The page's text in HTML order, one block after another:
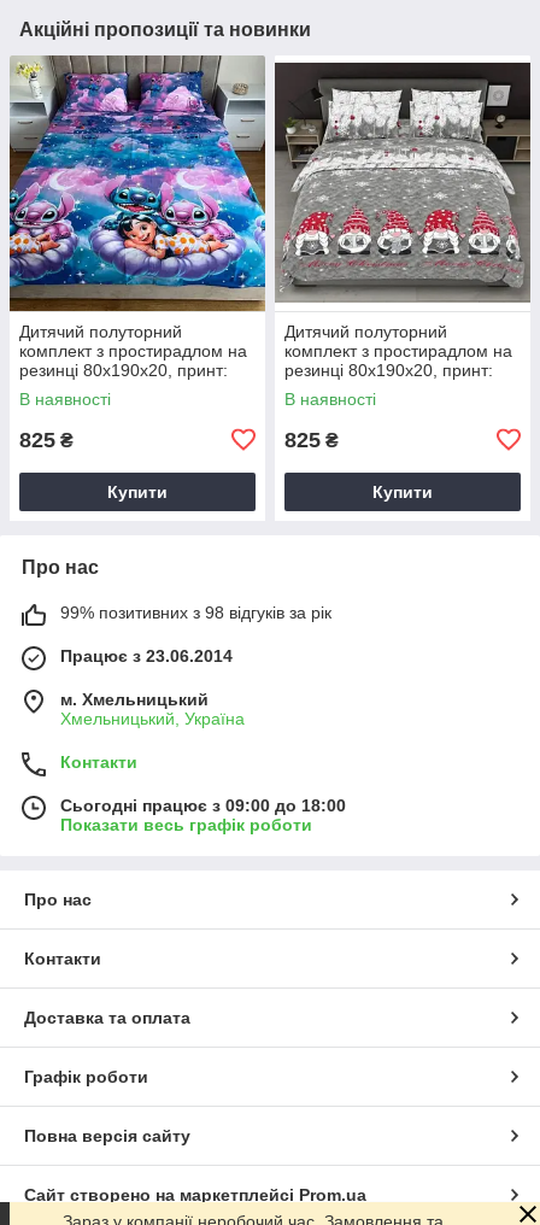
Акційні пропозиції та новинки
Дитячий полуторний
комплект з простирадлом на
резинці 80х190х20, принт:
Ліло і Стіч
В наявності
825 ₴
Купити
Дитячий полуторний
комплект з простирадлом на
резинці 80х190х20, принт:
Різдвяні гноми
В наявності
825 ₴
Купити
Про нас
99% позитивних з 98 відгуків за рік
Працює з 23.06.2014
м. Хмельницький
Хмельницький, Україна
Контакти
Сьогодні працює з 09:00 до 18:00
Показати весь графік роботи
Про нас
Контакти
Доставка та оплата
Графік роботи
Повна версія сайту
Сайт створено на маркетплейсі Prom.ua